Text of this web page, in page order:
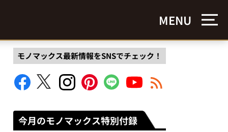
MENU
モノマックス最新情報をSNSでチェック！
今月のモノマックス特別付録